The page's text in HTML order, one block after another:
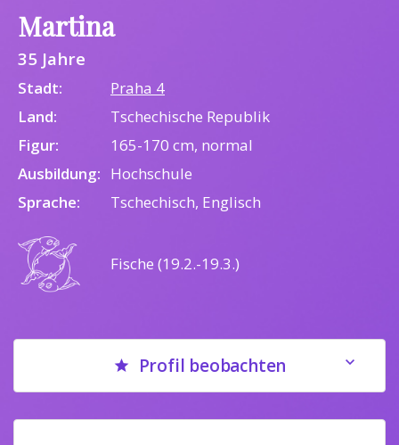
Martina
35 Jahre
Stadt:
Praha 4
Land:
Tschechische Republik
Figur:
165-170 cm, normal
Ausbildung: Hochschule
Sprache:
Tschechisch, Englisch
Fische (19.2.-19.3.)
Profil beobachten